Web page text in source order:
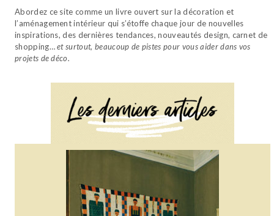
Abordez ce site comme un livre ouvert sur la décoration et
l’aménagement intérieur qui s’étoffe chaque jour de nouvelles
inspirations, des dernières tendances, nouveautés design, carnet de
shopping…et surtout, beaucoup de pistes pour vous aider dans vos
projets de déco.